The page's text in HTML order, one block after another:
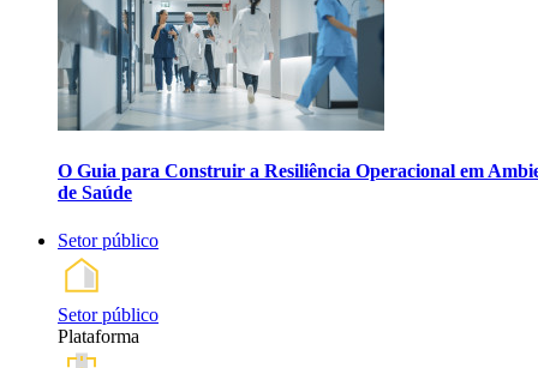
O Guia para Construir a Resiliência Operacional em
de Saúde
Setor público
Setor público
Plataforma